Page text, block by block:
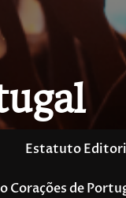
Estatuto
Corações de